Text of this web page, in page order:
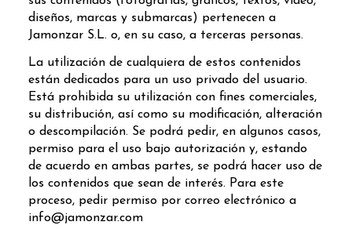
diseños, marcas y submarcas) pertenecen a
Jamonzar S.L. o, en su caso, a terceras personas.
La utilización de cualquiera de estos contenidos
están dedicados para un uso privado del usuario.
Está prohibida su utilización con fines comerciales,
su distribución, así como su modificación, alteración
o descompilación. Se podrá pedir, en algunos casos,
permiso para el uso bajo autorización y, estando
de acuerdo en ambas partes, se podrá hacer uso de
los contenidos que sean de interés. Para este
proceso, pedir permiso por correo electrónico a ​
info@jamonzar.com